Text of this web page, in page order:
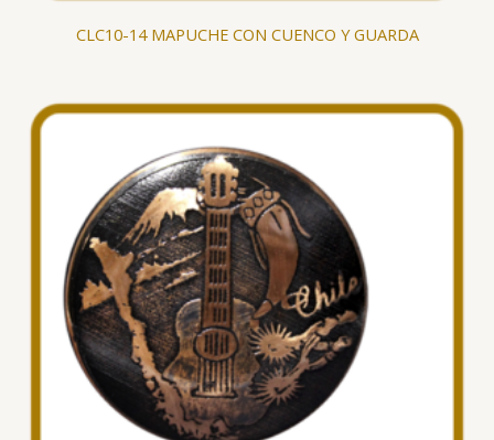
CLC10-14 MAPUCHE CON CUENCO Y GUARDA